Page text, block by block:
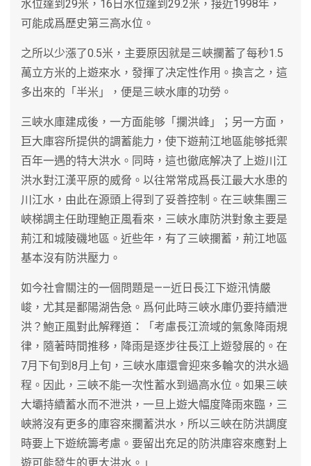
水位達到29米，16日水位達到29.2米，接近1998年，
可能成爲歷史第三高水位。
之所以少漲了0.5米，主要原因就是三峽攔蓄了每秒1.5
萬立方米的上遊來水，發揮了决定性作用。換言之，這
多出來的「半米」，便是三峽水庫的功勞。
三峽水庫建成後，一方面能够「攔洪峰」；另一方面，
巨大庫容所提供的調蓄能力，使下遊荊江地區能够抵禦
百年一遇的特大洪水。同時，這也徹底解决了上遊川江
洪水對江漢平原的威脅。以往常常成爲長江最大水患的
川江水，由此在源頭上得到了妥善控制。在三峽集團三
峽梯調主任助理鮑正風看來，三峽水庫防洪對象主要是
荊江和城陵磯地區。近些年，有了三峽攔蓄，荊江地區
基本沒有防洪壓力。
如今社會關注的一個問題是——近日長江下遊汛情嚴
峻，尤其是鄱陽湖告急。爲何此時三峽水庫仍要持續泄
洪？鮑正風對此解釋道：「考慮長江流域的氣象降雨規
律，隨著時間推移，降雨是逐步往長江上遊發展的。在
7月下旬到8月上旬，三峽水庫還會迎來多輪次的洪水過
程。因此，三峽不能一次性蓄水到過高水位。如果三峽
大壩持續蓄水而不泄洪，一旦上遊大幅度降雨來臨，三
峽將沒有更多的庫容來攔蓄洪水，所以三峽在防洪調度
時要上下遊統籌考慮。要留出充足的防洪庫容來應對上
遊可能發生的更大洪水。」